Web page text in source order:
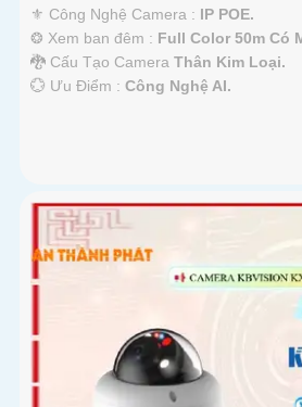
⚜️ Công Nghệ Camera : IP POE.
❂ Xem ban đêm : Full Color 50m Có
🐉️ Cấu Tạo Camera Thân Kim Loại.
️💮 Ưu Điểm : Công Nghệ AI.